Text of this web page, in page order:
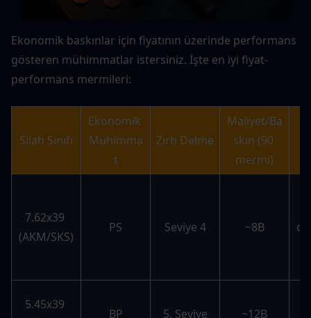
Ekonomik baskınlar için fiyatının üzerinde performans
gösteren mühimmatlar istersiniz. İşte en iyi fiyat-
performans mermileri:
Silah Sınıfı
Ekonomik
Mühimma
t
Zırh Delme
Maliyet/Ba
skın (90
mermi)
7.62x39
(AKM/SKS)
PS Seviye 4 ~8B
5.45x39
BP 5. Seviye ~12B